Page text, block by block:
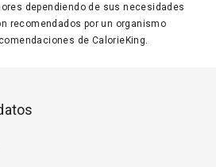
dependiendo de sus necesidades
recomendados por un organismo
de CalorieKing.